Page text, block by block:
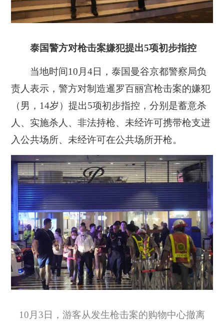
泰国警方对枪击案嫌犯提出5项初步指控
当地时间10月4日，泰国曼谷京都警察局负
责人表示，警方对制造暹罗百丽宫枪击案的嫌犯
（男，14岁）提出5项初步指控，分别是蓄意杀
人、实施杀人、非法持枪、未经许可携带枪支进
入公共场所、未经许可在公共场所开枪。
10月3日，游客从发生枪击案的购物中心撤离